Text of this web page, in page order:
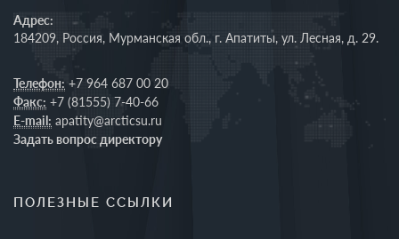
Адрес:
184209, Россия, Мурманская обл., г. Апатиты, ул. Лесная, д. 29.
Телефон: +7 964 687 00 20
Факс: +7 (81555) 7-40-66
E-mail: apatity@arcticsu.ru
Задать вопрос директору
ПОЛЕЗНЫЕ ССЫЛКИ